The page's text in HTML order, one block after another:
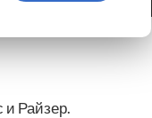
Райзер.